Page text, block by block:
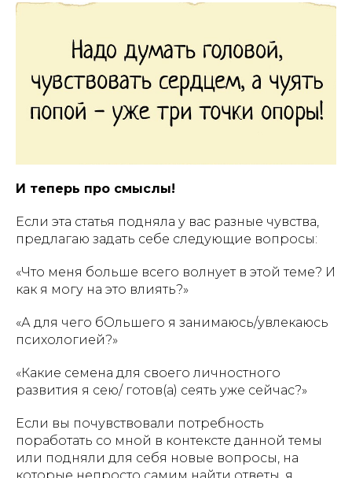
И теперь про смыслы!
Если эта статья подняла у вас разные чувства,
предлагаю задать себе следующие вопросы:
«Что меня больше всего волнует в этой теме? И
как я могу на это влиять?»
«А для чего бОльшего я занимаюсь/увлекаюсь
психологией?»
«Какие семена для своего личностного
развития я сею/ готов(а) сеять уже сейчас?»
Если вы почувствовали потребность
поработать со мной в контексте данной темы
или подняли для себя новые вопросы, на
которые непросто самим найти ответы, я